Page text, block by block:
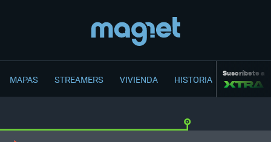
MAPAS STREAMERS VIVIENDA HISTORIA Suscríbete a